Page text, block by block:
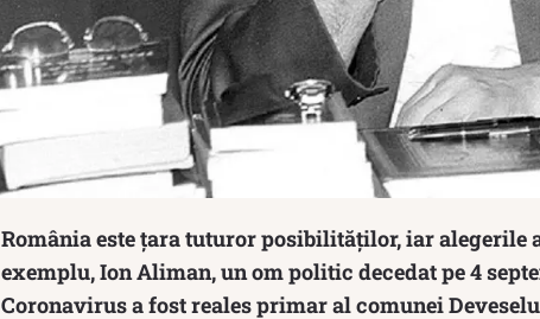
România este țara tuturor posibilităților, iar alegerile
exemplu, Ion Aliman, un om politic decedat pe 4
Coronavirus a fost reales primar al comunei